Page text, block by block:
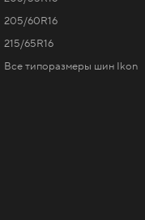
205/60R16
215/65R16
Все типоразмеры шин Ikon